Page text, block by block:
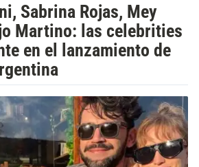
Sabrina Rojas, Mey
Martino: las celebrities
en el lanzamiento de